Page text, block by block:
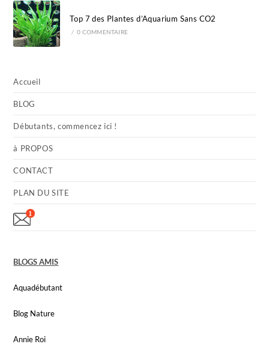
Top 7 des Plantes d’Aquarium Sans CO2
/ 0 COMMENTAIRE
Accueil
BLOG
Débutants, commencez ici !
à PROPOS
CONTACT
PLAN DU SITE
BLOGS AMIS
Aquadébutant
Blog Nature
Annie Roi